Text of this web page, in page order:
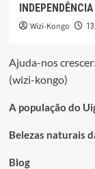
INDEPENDÊNCIA
Wizi-Kongo
Ajuda-nos
(wizi-kongo)
A população do
Belezas naturais
Blog